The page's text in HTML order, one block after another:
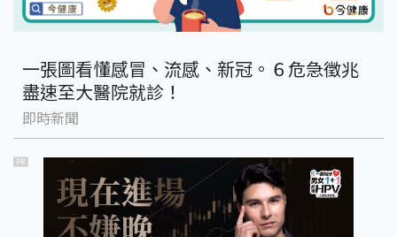
一張圖看懂感冒、流感、新冠。６危急徵兆
盡速至大醫院就診！
即時新聞
PR